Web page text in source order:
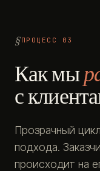
ПРОЦЕСС 03
Как мы
с
Прозрачный
подхода.
происходит на